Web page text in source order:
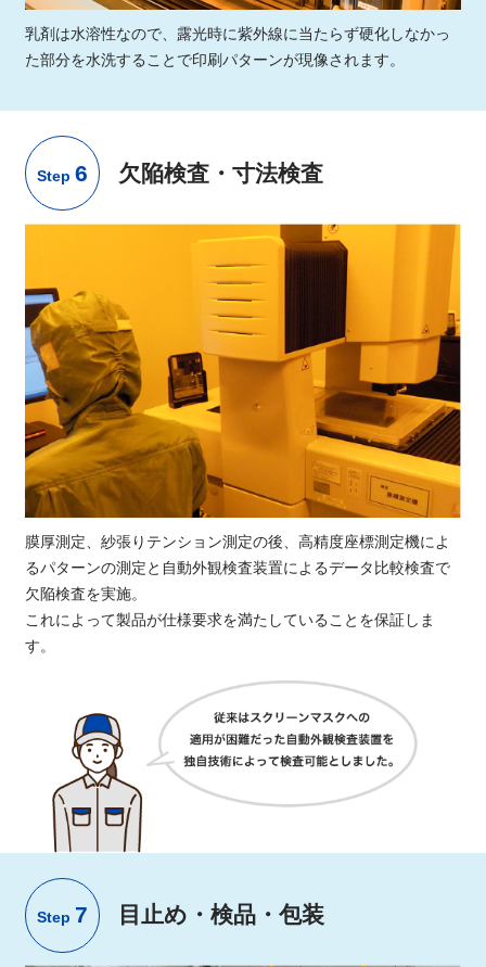
乳剤は水溶性なので、露光時に紫外線に当たらず硬化しなかっ
た部分を水洗することで印刷パターンが現像されます。
Step 6 欠陥検査・寸法検査
膜厚測定、紗張りテンション測定の後、高精度座標測定機によ
るパターンの測定と自動外観検査装置によるデータ比較検査で
欠陥検査を実施。
これによって製品が仕様要求を満たしていることを保証しま
す。
Step 7 目止め・検品・包装